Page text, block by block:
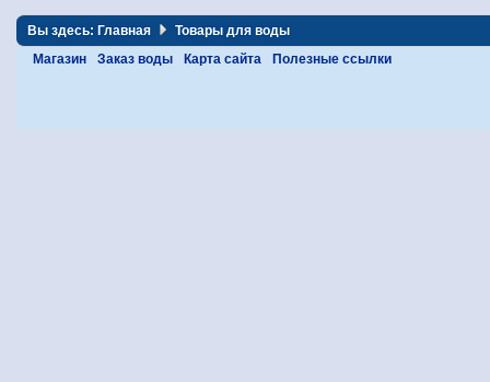
Вы здесь: Главная
Товары для воды
Магазин
Заказ воды Карта сайта Полезные ссылки